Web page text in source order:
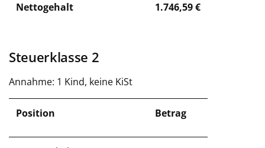
Nettogehalt 1.746,59 €
Steuerklasse 2
Annahme: 1 Kind, keine KiSt
Position Betrag